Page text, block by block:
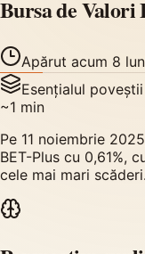
Bursa de Valori
Apărut acum 8
Esențialul poveștii
~1 min
Pe 11 noiembrie
BET-Plus cu 0,61%,
cele mai mari